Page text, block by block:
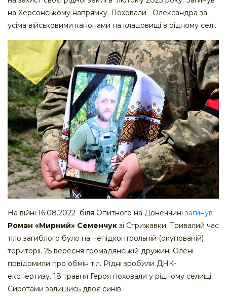
на Херсонському напрямку. Поховали Олександра за
усіма військовими канонами на кладовищі в рідному селі.
На війні 16.08.2022 біля Опитного на Донеччині загинув
Роман «Мирний» Семенчук зі Стрижавки. Тривалий час
тіло загиблого було на непідконтрольній (окупованій)
території. 25 вересня громадянській дружині Олені
повідомили про обмін тіл. Рідні зробили ДНК-
експертизу. 18 травня Героя поховали у рідному селищі.
Сиротами залишись двоє синів.